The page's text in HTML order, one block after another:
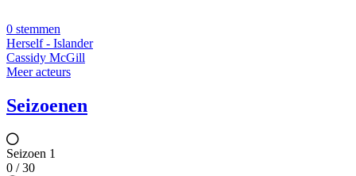
0 stemmen
Herself - Islander
Cassidy McGill
Meer acteurs
Seizoenen
Seizoen 1
0 / 30